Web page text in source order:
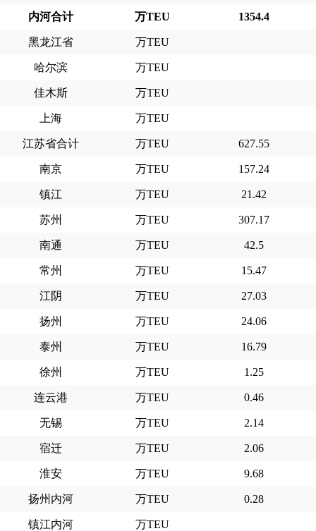
内河合计 万TEU 1354.4
黑龙江省 万TEU
哈尔滨 万TEU
佳木斯 万TEU
上海 万TEU
江苏省合计 万TEU 627.55
南京 万TEU 157.24
镇江 万TEU 21.42
苏州 万TEU 307.17
南通 万TEU 42.5
常州 万TEU 15.47
江阴 万TEU 27.03
扬州 万TEU 24.06
泰州 万TEU 16.79
徐州 万TEU 1.25
连云港 万TEU 0.46
无锡 万TEU 2.14
宿迁 万TEU 2.06
淮安 万TEU 9.68
扬州内河 万TEU 0.28
镇江内河 万TEU